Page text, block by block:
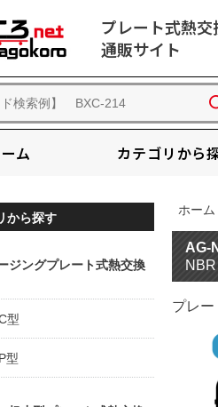
プレート式熱交
通販サイト
ム カテゴリから
ホーム
AG-
プレー
から探す
ジングプレート式熱交換
型
型